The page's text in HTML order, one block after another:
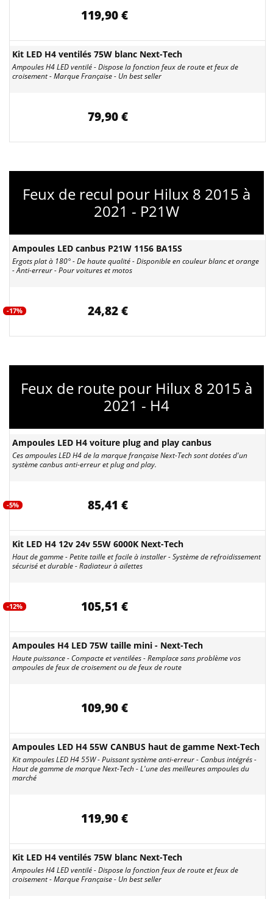
119,90 €
Kit LED H4 ventilés 75W blanc Next-Tech
Ampoules H4 LED ventilé - Dispose la fonction feux de route et feux de
croisement - Marque Française - Un best seller
79,90 €
Feux de recul pour Hilux 8 2015 à
2021 - P21W
Ampoules LED canbus P21W 1156 BA15S
Ergots plat à 180° - De haute qualité - Disponible en couleur blanc et orange
- Anti-erreur - Pour voitures et motos
-17% 24,82 €
Feux de route pour Hilux 8 2015 à
2021 - H4
Ampoules LED H4 voiture plug and play canbus
Ces ampoules LED H4 de la marque française Next-Tech sont dotées d'un
système canbus anti-erreur et plug and play.
-5% 85,41 €
Kit LED H4 12v 24v 55W 6000K Next-Tech
Haut de gamme - Petite taille et facile à installer - Système de refroidissement
sécurisé et durable - Radiateur à ailettes
-12% 105,51 €
Ampoules H4 LED 75W taille mini - Next-Tech
Haute puissance - Compacte et ventilées - Remplace sans problème vos
ampoules de feux de croisement ou de feux de route
109,90 €
Ampoules LED H4 55W CANBUS haut de gamme Next-Tech
Kit ampoules LED H4 55W - Puissant système anti-erreur - Canbus intégrés -
Haut de gamme de marque Next-Tech - L'une des meilleures ampoules du
marché
119,90 €
Kit LED H4 ventilés 75W blanc Next-Tech
Ampoules H4 LED ventilé - Dispose la fonction feux de route et feux de
croisement - Marque Française - Un best seller